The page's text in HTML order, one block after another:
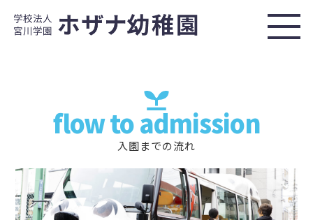
flow to admission
入園までの流れ